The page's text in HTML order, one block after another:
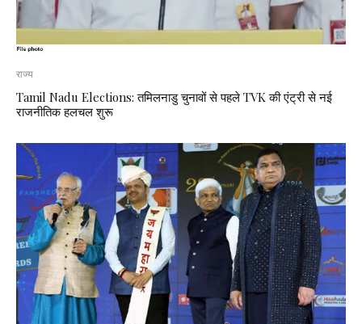
राज्य
Tamil Nadu Elections: तमिलनाडु चुनावों से पहले TVK की एंट्री से नई
राजनीतिक हलचल शुरू